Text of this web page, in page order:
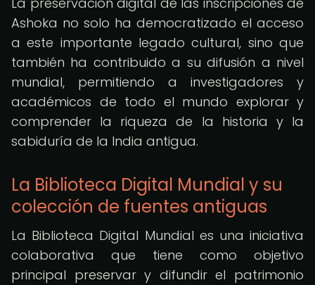
Ashoka no solo ha democratizado el acceso
a este importante legado cultural, sino que
también ha contribuido a su difusión a nivel
mundial, permitiendo a investigadores y
académicos de todo el mundo explorar y
comprender la riqueza de la historia y la
sabiduría de la India antigua.
La Biblioteca Digital Mundial y su
colección de fuentes antiguas
La Biblioteca Digital Mundial es una iniciativa
colaborativa que tiene como objetivo
principal preservar y difundir el patrimonio